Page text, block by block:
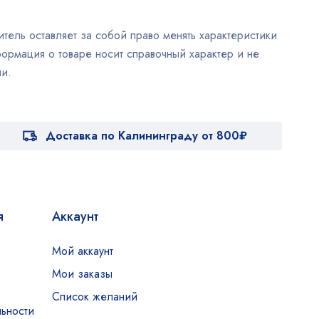
оставляет за собой право менять характеристики
о товаре носит справочный характер и не
Доставка по Калининграду от 800₽
Аккаунт
Мой аккаунт
Мои заказы
Список желаний